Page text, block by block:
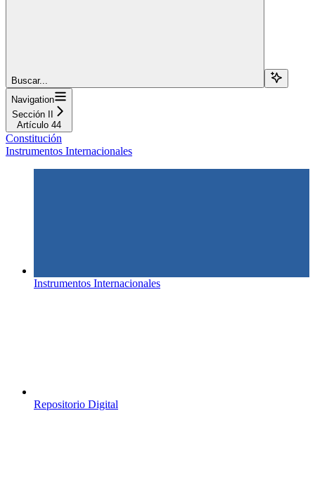
Buscar...
Navigation
Sección II
Artículo 44
Constitución
Instrumentos Internacionales
Instrumentos Internacionales
Repositorio Digital